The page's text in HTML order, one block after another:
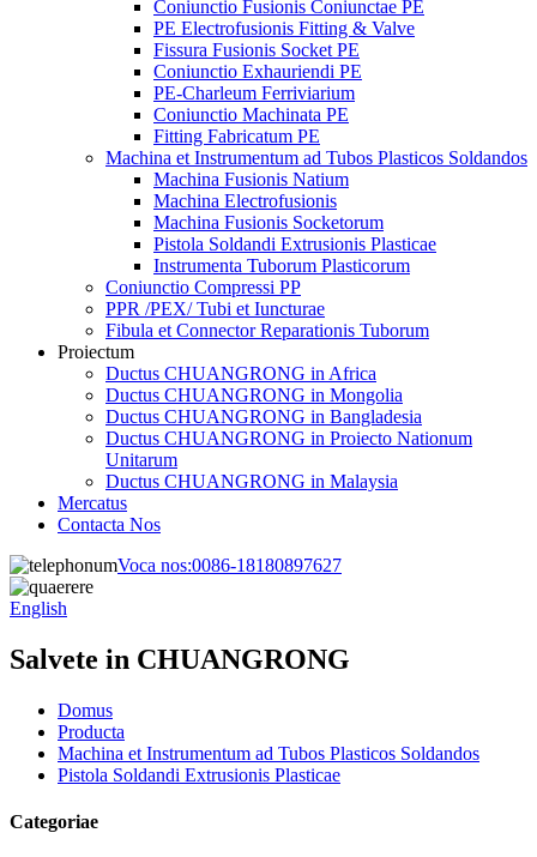
Coniunctio Fusionis Coniunctae PE
PE Electrofusionis Fitting & Valve
Fissura Fusionis Socket PE
Coniunctio Exhauriendi PE
PE-Charleum Ferriviarium
Coniunctio Machinata PE
Fitting Fabricatum PE
Machina et Instrumentum ad Tubos Plasticos Soldandos
Machina Fusionis Natium
Machina Electrofusionis
Machina Fusionis Socketorum
Pistola Soldandi Extrusionis Plasticae
Instrumenta Tuborum Plasticorum
Coniunctio Compressi PP
PPR /PEX/ Tubi et Iuncturae
Fibula et Connector Reparationis Tuborum
Proiectum
Ductus CHUANGRONG in Africa
Ductus CHUANGRONG in Mongolia
Ductus CHUANGRONG in Bangladesia
Ductus CHUANGRONG in Proiecto Nationum
Unitarum
Ductus CHUANGRONG in Malaysia
Mercatus
Contacta Nos
Voca nos:0086-18180897627
English
Salvete in CHUANGRONG
Domus
Producta
Machina et Instrumentum ad Tubos Plasticos Soldandos
Pistola Soldandi Extrusionis Plasticae
Categoriae